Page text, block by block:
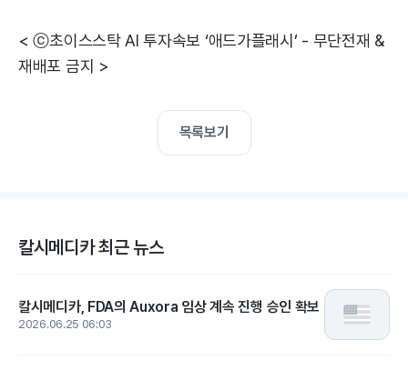
< ⓒ초이스스탁 AI 투자속보 ‘애드가플래시’ - 무단전재 &
재배포 금지 >
목록보기
칼시메디카 최근 뉴스
칼시메디카, FDA의 Auxora 임상 계속 진행 승인 확보
2026.06.25 06:03